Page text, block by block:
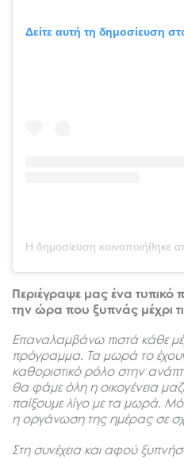
Δείτε αυτή τη δημοσίευση
Περιέγραψε μας ένα τυπικό
την ώρα που ξυπνάς μέχρι
Επαναλαμβάνω πιστά κάθε
πρόγραμμα. Τα μωρά το
καθοριστικό ρόλο στην
θα φάμε όλη η οικογένεια
παίξουμε λίγο με τα μωρά.
η οργάνωση της ημέρας σε
Στη συνέχεια και αφού